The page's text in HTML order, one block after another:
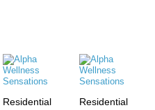
Residential
Residential